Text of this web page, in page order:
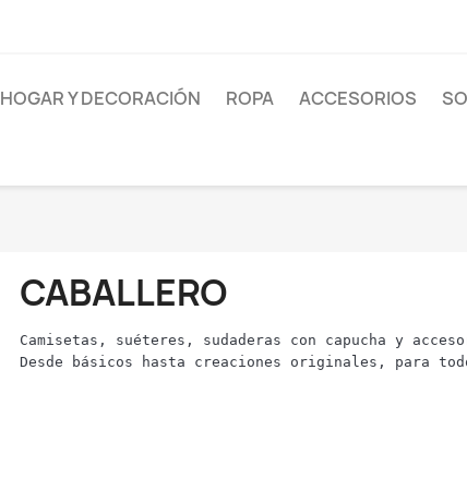
HOGAR Y DECORACIÓN ROPA ACCESORIOS
CABALLERO
Camisetas, suéteres, sudaderas con capucha y
Desde básicos hasta creaciones originales, para